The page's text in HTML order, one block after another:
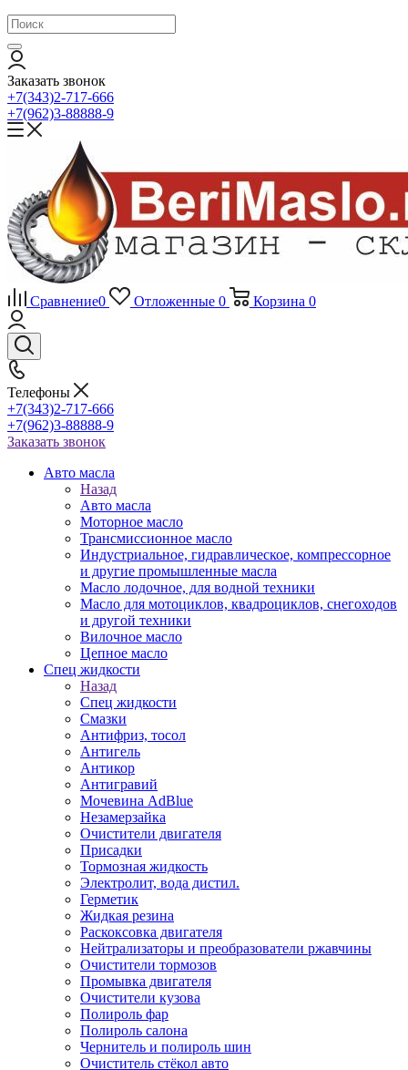
Заказать звонок
+7(343)2-717-666
+7(962)3-88888-9
Сравнение0 Отложенные 0 Корзина 0
Телефоны
+7(343)2-717-666
+7(962)3-88888-9
Заказать звонок
Авто масла
Назад
Авто масла
Моторное масло
Трансмиссионное масло
Индустриальное, гидравлическое, компрессорное
и другие промышленные масла
Масло лодочное, для водной техники
Масло для мотоциклов, квадроциклов, снегоходов
и другой техники
Вилочное масло
Цепное масло
Спец жидкости
Назад
Спец жидкости
Смазки
Антифриз, тосол
Антигель
Антикор
Антигравий
Мочевина AdBlue
Незамерзайка
Очистители двигателя
Присадки
Тормозная жидкость
Электролит, вода дистил.
Герметик
Жидкая резина
Раскоксовка двигателя
Нейтрализаторы и преобразователи ржавчины
Очистители тормозов
Промывка двигателя
Очистители кузова
Полироль фар
Полироль салона
Чернитель и полироль шин
Очиститель стёкол авто